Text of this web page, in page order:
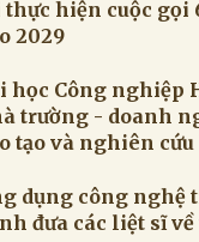
thực hiện cuộc gọi
2029
học Công nghiệp
trường - doanh
tạo và nghiên
dụng công nghệ
đưa các liệt sĩ